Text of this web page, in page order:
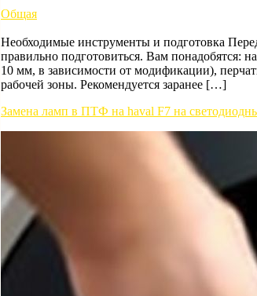
Общая
Необходимые инструменты и подготовка
правильно подготовиться. Вам понадобятся:
10 мм, в зависимости от модификации),
рабочей зоны. Рекомендуется заранее […]
Замена ламп в ПТФ на haval F7 на